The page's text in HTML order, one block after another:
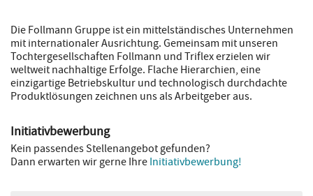
Die Follmann Gruppe ist ein mittelständisches Unternehmen
mit internationaler Ausrichtung. Gemeinsam mit unseren
Tochtergesellschaften Follmann und Triflex erzielen wir
weltweit nachhaltige Erfolge. Flache Hierarchien, eine
einzigartige Betriebskultur und technologisch durchdachte
Produktlösungen zeichnen uns als Arbeitgeber aus.
Initiativbewerbung
Kein passendes Stellenangebot gefunden?
Dann erwarten wir gerne Ihre Initiativbewerbung!